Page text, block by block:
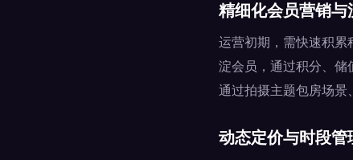
精细化会员营销与
运营初期，需快速积累
淀会员，通过积分、储
通过拍摄主题包房场景
动态定价与时段管